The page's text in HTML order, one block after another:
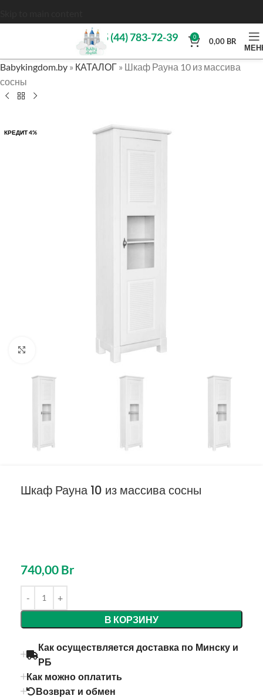
+375 (44) 783-72-39 0 0,00 BR
Babykingdom.by » КАТАЛОГ » Шкаф Рауна 10 из массива
сосны
КРЕДИТ 4%
Нажмите, чтобы увеличить
Шкаф Рауна 10 из массива сосны
740,00 Br
В КОРЗИНУ
Как осуществляется доставка по Минску и
РБ
Как можно оплатить
Возврат и обмен